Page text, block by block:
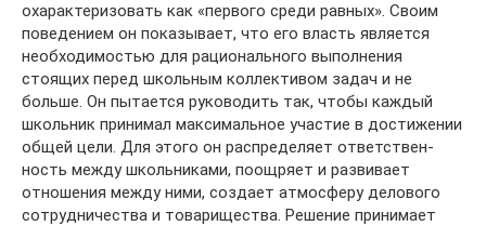
охарактеризовать как «первого среди равных». Своим
поведением он показывает, что его власть является
необходимостью для рационального выполнения
стоящих перед школьным коллективом задач и не
больше. Он пытается руко­водить так, чтобы каждый
школьник принимал максимальное участие в достижении
общей цели. Для этого он распределяет ответствен­
ность между школьниками, поощряет и развивает
отношения между ними, создает атмосферу делового
сотрудничества и товарищест­ва. Решение принимает